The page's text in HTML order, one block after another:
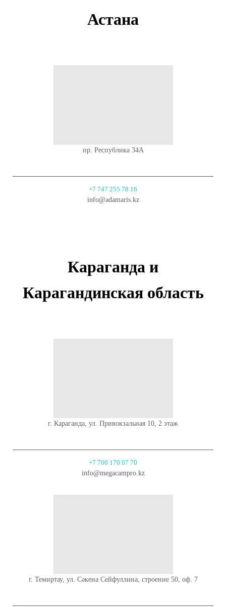
Астана
пр. Республика 34А
+7 747 255 78 16
info@adamaris.kz
Караганда и
Карагандинская область
г. Караганда, ул. Привокзальная 10, 2 этаж
+7 700 170 07 70
info@megacampro.kz
г. Темиртау, ул. Сәкена Сейфуллина, строение 50, оф. 7